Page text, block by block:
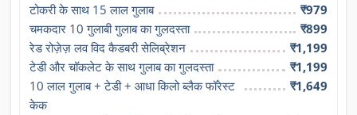
टोकरी के साथ 15 लाल गुलाब
₹979
चमकदार 10 गुलाबी गुलाब का गुलदस्ता
₹899
रेड रोज़ेज़ लव विद कैडबरी सेलिब्रेशन
₹1,199
टेडी और चॉकलेट के साथ गुलाब का गुलदस्ता
₹1,199
10 लाल गुलाब + टेडी + आधा किलो ब्लैक फॉरेस्ट
केक
₹1,649